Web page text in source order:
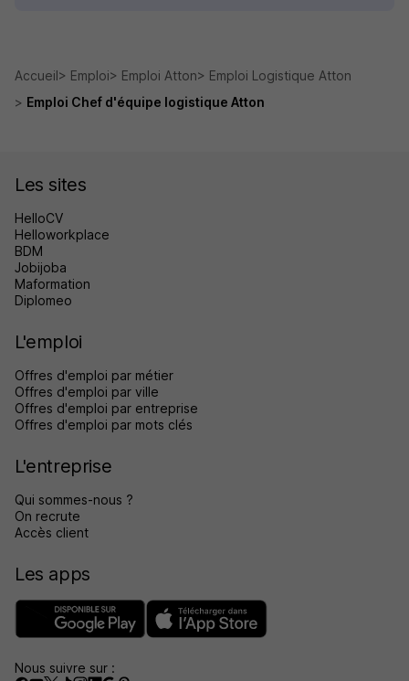
Accueil Emploi Emploi Atton
Emploi Logistique Atton
Emploi Chef d'équipe logistique Atton
Les sites
HelloCV
Helloworkplace
BDM
Jobijoba
Maformation
Diplomeo
L'emploi
Offres d'emploi par métier
Offres d'emploi par ville
Offres d'emploi par entreprise
Offres d'emploi par mots clés
L'entreprise
Qui sommes-nous ?
On recrute
Accès client
Les apps
Nous suivre sur :